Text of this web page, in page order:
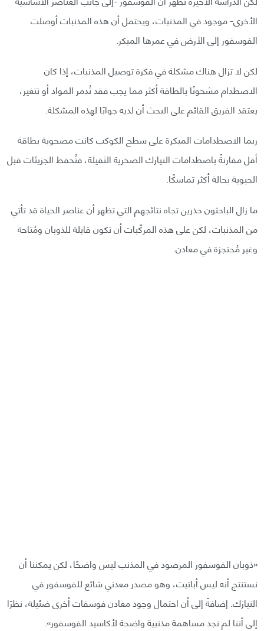
الأخرى- موجود في المذنبات، ويحتمل أن هذه المذنبات أوصلت
الفوسفور إلى الأرض في عمرها المبكر.
لكن لا تزال هناك مشكلة في فكرة توصيل المذنبات، إذا كان
الاصطدام مشحونًا بالطاقة أكثر مما يجب فقد تُدمر المواد أو تتغير،
يعتقد الفريق القائم على البحث أن لديه جوابًا لهذه المشكلة.
ربما الاصطدامات المبكرة على سطح الكوكب كانت مصحوبة بطاقة
أقل مقارنةً باصطدامات النيازك الصخرية الثقيلة، فتُحفظ الجزيئات قبل
الحيوية بحالة أكثر تماسكًا.
ما زال الباحثون حذرين تجاه نتائجهم التي تظهر أن عناصر الحياة قد تأتي
من المذنبات، لكن على هذه المركّبات أن تكون قابلة للذوبان ومُتاحة
وغير مُحتجزة في معادن.
«ذوبان الفوسفور المرصود في المذنب ليس واضحًا، لكن يمكننا أن
نستنتج أنه ليس أباتيت، وهو مصدر معدني شائع للفوسفور في
النيازك. إضافةً إلى أن احتمال وجود معادن فوسفات أخرى ضئيلة، نظرًا
إلى أننا لم نجد مساهمة مذنبية واضحة لأكاسيد الفوسفور».